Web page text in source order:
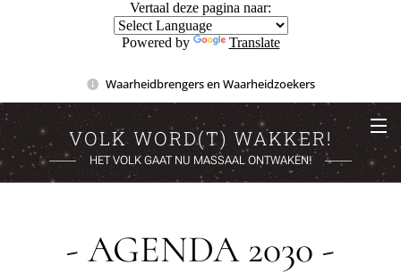
Vertaal deze pagina naar:
Powered by Translate
Waarheidbrengers en Waarheidzoekers
VOLK WORD(T) WAKKER!
HET VOLK GAAT NU MASSAAL ONTWAKEN!
- AGENDA 2030 -